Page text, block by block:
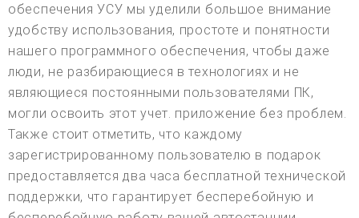
обеспечения УСУ мы уделили большое внимание
удобству использования, простоте и понятности
нашего программного обеспечения, чтобы даже
люди, не разбирающиеся в технологиях и не
являющиеся постоянными пользователями ПК,
могли освоить этот учет. приложение без проблем.
Также стоит отметить, что каждому
зарегистрированному пользователю в подарок
предоставляется два часа бесплатной технической
поддержки, что гарантирует бесперебойную и